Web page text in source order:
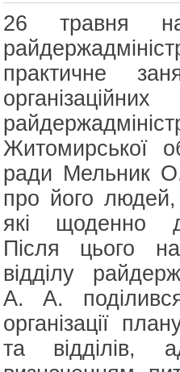
26 травня на
практичне
Житомирської
ради Мельник
про його
які щоденно
Після цього
відділу
А. А.
організації
та відділів,